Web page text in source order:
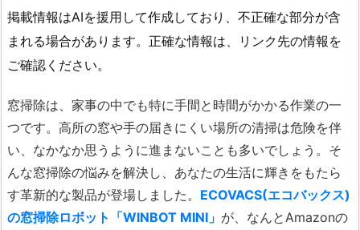
掲載情報はAIを援用して作成しており、不正確な部分が含
まれる場合があります。正確な情報は、リンク先の情報を
ご確認ください。
窓掃除は、家事の中でも特に手間と時間がかかる作業の一
つです。高所の窓や手の届きにくい場所の清掃は危険を伴
い、なかなか思うように進まないことも多いでしょう。そ
んな窓掃除の悩みを解決し、あなたの生活に輝きをもたら
す革新的な製品が登場しました。 ECOVACS(エコバックス)
の窓掃除ロボット「WINBOT MINI」 が、なんとAmazonの